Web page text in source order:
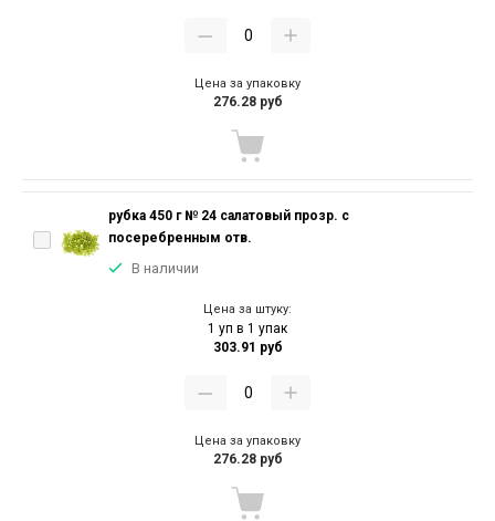
Цена за упаковку
276.28 руб
рубка 450 г № 24 салатовый прозр. с
посеребренным отв.
В наличии
Цена за штуку:
1 уп в 1 упак
303.91 руб
Цена за упаковку
276.28 руб